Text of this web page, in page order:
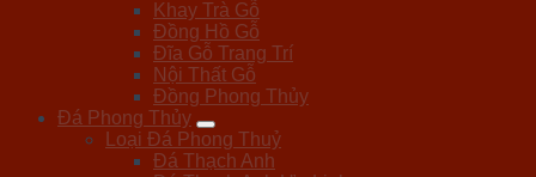
Khay Trà Gỗ
Đồng Hồ Gỗ
Đĩa Gỗ Trang Trí
Nội Thất Gỗ
Đồng Phong Thủy
Đá Phong Thủy
Loại Đá Phong Thuỷ
Đá Thạch Anh